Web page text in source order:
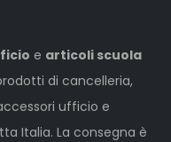
e articoli scuola
di cancelleria,
ufficio e
Italia. La consegna è